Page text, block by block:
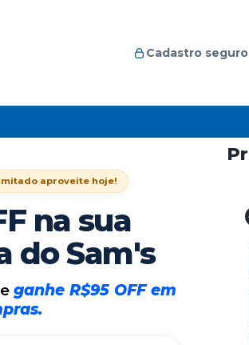
Cadastro seguro
aproveite hoje!
na sua
do Sam's
ganhe R$95 OFF em